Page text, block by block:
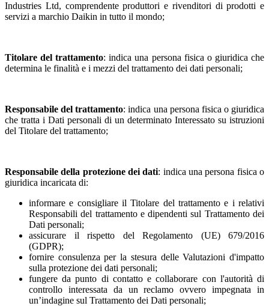
Industries Ltd, comprendente produttori e rivenditori di prodotti e
servizi a marchio Daikin in tutto il mondo;
Titolare del trattamento: indica una persona fisica o giuridica che
determina le finalità e i mezzi del trattamento dei dati personali;
Responsabile del trattamento: indica una persona fisica o giuridica
che tratta i Dati personali di un determinato Interessato su istruzioni
del Titolare del trattamento;
Responsabile della protezione dei dati: indica una persona fisica o
giuridica incaricata di:
informare e consigliare il Titolare del trattamento e i relativi
Responsabili del trattamento e dipendenti sul Trattamento dei
Dati personali;
assicurare il rispetto del Regolamento (UE) 679/2016
(GDPR);
fornire consulenza per la stesura delle Valutazioni d'impatto
sulla protezione dei dati personali;
fungere da punto di contatto e collaborare con l'autorità di
controllo interessata da un reclamo ovvero impegnata in
un’indagine sul Trattamento dei Dati personali;